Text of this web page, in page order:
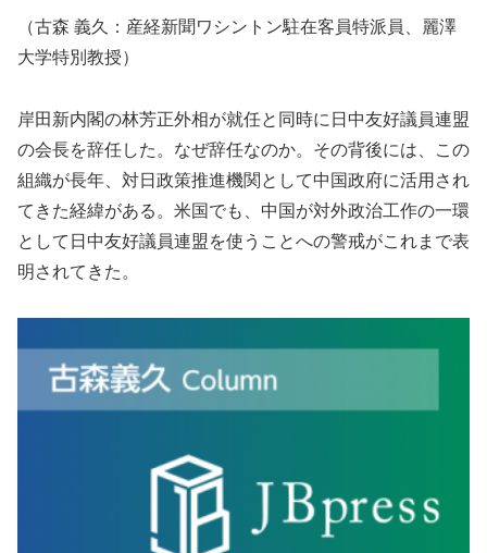
（古森 義久：産経新聞ワシントン駐在客員特派員、麗澤
大学特別教授）
岸田新内閣の林芳正外相が就任と同時に日中友好議員連盟
の会長を辞任した。なぜ辞任なのか。その背後には、この
組織が長年、対日政策推進機関として中国政府に活用され
てきた経緯がある。米国でも、中国が対外政治工作の一環
として日中友好議員連盟を使うことへの警戒がこれまで表
明されてきた。